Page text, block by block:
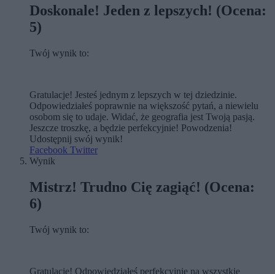
Doskonale! Jeden z lepszych! (Ocena:
5)
Twój wynik to:
Gratulacje! Jesteś jednym z lepszych w tej dziedzinie.
Odpowiedziałeś poprawnie na większość pytań, a niewielu
osobom się to udaje. Widać, że geografia jest Twoją pasją.
Jeszcze troszkę, a będzie perfekcyjnie! Powodzenia!
Udostępnij swój wynik!
Facebook Twitter
Wynik
Mistrz! Trudno Cię zagiąć! (Ocena:
6)
Twój wynik to:
Gratulacje! Odpowiedziałeś perfekcyjnie na wszystkie